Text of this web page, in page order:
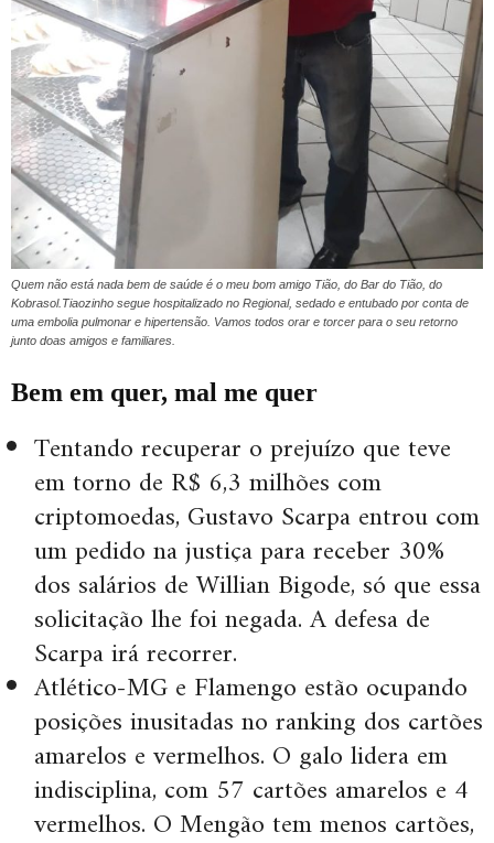
Quem não está nada bem de saúde é o meu bom amigo Tião, do Bar do Tião, do
Kobrasol.Tiaozinho segue hospitalizado no Regional, sedado e entubado por conta de
uma embolia pulmonar e hipertensão. Vamos todos orar e torcer para o seu retorno
junto doas amigos e familiares.
Bem em quer, mal me quer
Tentando recuperar o prejuízo que teve
em torno de R$ 6,3 milhões com
criptomoedas, Gustavo Scarpa entrou com
um pedido na justiça para receber 30%
dos salários de Willian Bigode, só que essa
solicitação lhe foi negada. A defesa de
Scarpa irá recorrer.
Atlético-MG e Flamengo estão ocupando
posições inusitadas no ranking dos cartões
amarelos e vermelhos. O galo lidera em
indisciplina, com 57 cartões amarelos e 4
vermelhos. O Mengão tem menos cartões,